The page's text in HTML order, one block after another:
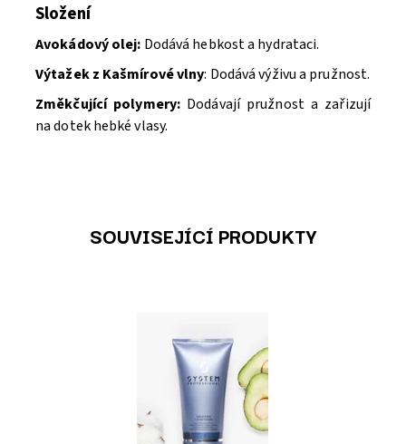
Složení
Avokádový olej: Dodává hebkost a hydrataci.
Výtažek z Kašmírové vlny: Dodává výživu a pružnost.
Změkčující polymery: Dodávají pružnost a zařizují
na dotek hebké vlasy.
SOUVISEJÍCÍ PRODUKTY